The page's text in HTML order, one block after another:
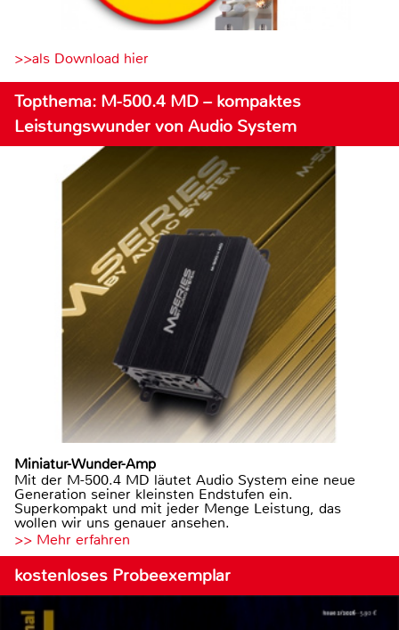
>>als Download hier
Topthema: M-500.4 MD – kompaktes
Leistungswunder von Audio System
Miniatur-Wunder-Amp
Mit der M-500.4 MD läutet Audio System eine neue
Generation seiner kleinsten Endstufen ein.
Superkompakt und mit jeder Menge Leistung, das
wollen wir uns genauer ansehen.
>> Mehr erfahren
kostenloses Probeexemplar